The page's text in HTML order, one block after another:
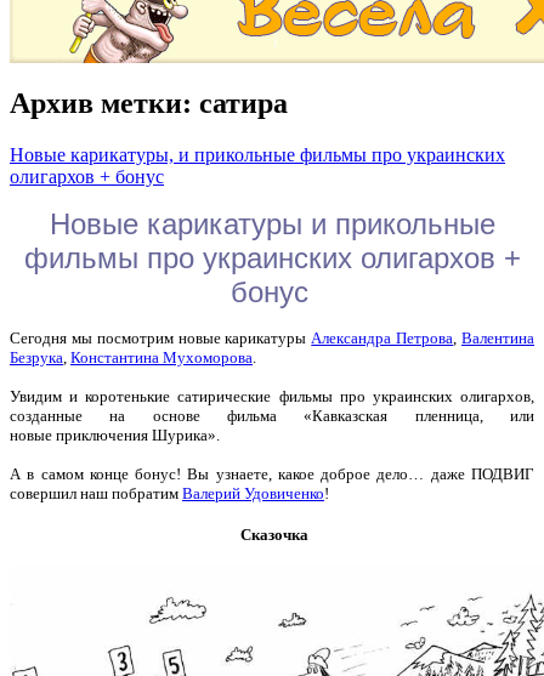
Архив метки: сатира
Новые карикатуры, и прикольные фильмы про украинских
олигархов + бонус
Новые карикатуры и прикольные
фильмы про украинских олигархов +
бонус
Сегодня мы посмотрим новые карикатуры Александра Петрова ,Валентина
Безрука Константина Мухоморова
Увидим и коротенькие сатирические фильмы про украинских олигархов,
созданные на основе фильма «Кавказская пленница, или
новые приключения Шурика».
А в самом конце бонус! Вы узнаете, какое доброе дело… даже ПОДВИГ
совершил наш побратим Валерий Удовиченко!
Сказочка